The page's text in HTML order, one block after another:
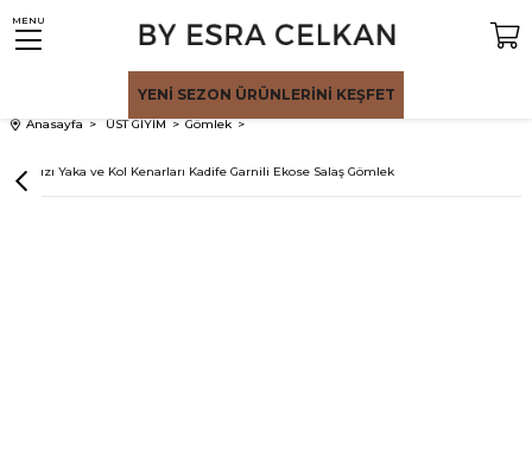
MENU
YENİ SEZON ÜRÜNLERİNİ KEŞFET
Anasayfa ÜST GİYİM Gömlek
Kırmızı Yaka ve Kol Kenarları Kadife Garnili Ekose Salaş Gömlek